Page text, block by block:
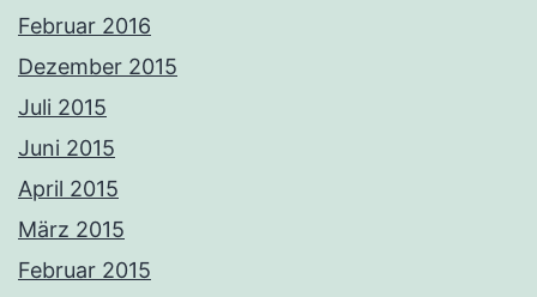
Februar 2016
Dezember 2015
Juli 2015
Juni 2015
April 2015
März 2015
Februar 2015